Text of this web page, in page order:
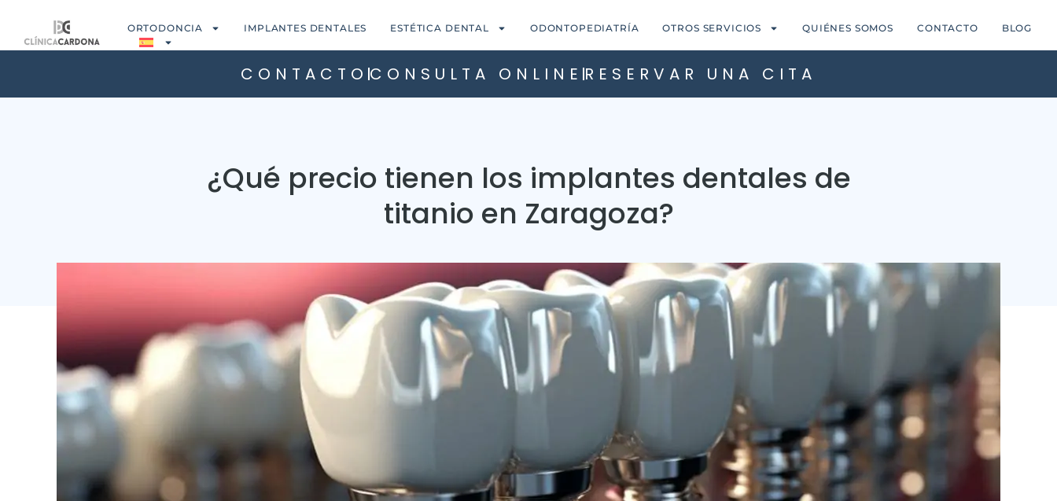
ORTODONCIA IMPLANTES DENTALES ESTÉTICA DENTAL ODONTOPEDIATRÍA OTROS SERVICIOS QUIÉNES SOMOS CONTACTO BLOG
CONTACTO CONSULTA ONLINE RESERVAR UNA CITA
¿Qué precio tienen los implantes dentales de
titanio en Zaragoza?